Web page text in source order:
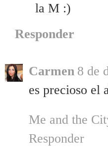
la M :)
Responder
Carmen 8 de
es precioso el
Me and the
Responder